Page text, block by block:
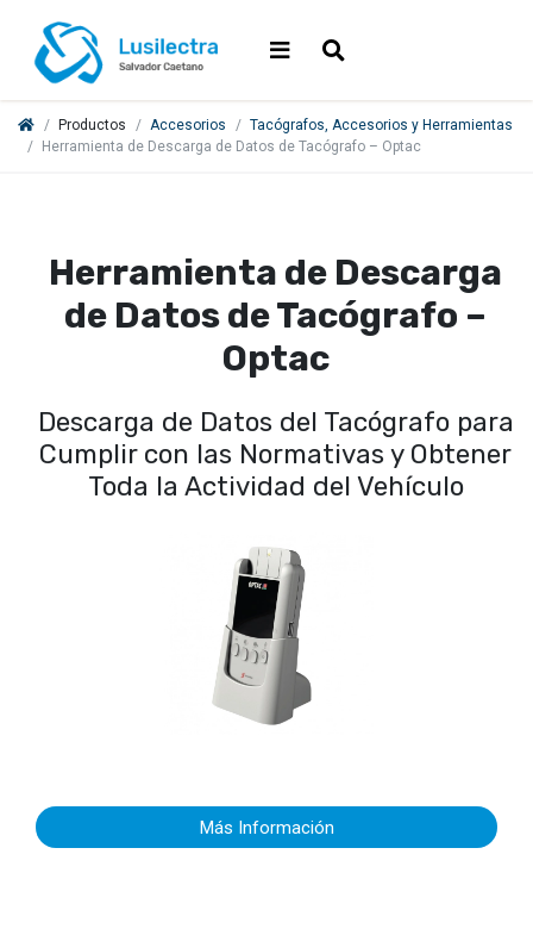
Productos Accesorios
Tacógrafos, Accesorios y Herramientas
Herramienta de Descarga de Datos de Tacógrafo – Optac
Herramienta de Descarga
de Datos de Tacógrafo –
Optac
Descarga de Datos del Tacógrafo para
Cumplir con las Normativas y Obtener
Toda la Actividad del Vehículo
Más Información